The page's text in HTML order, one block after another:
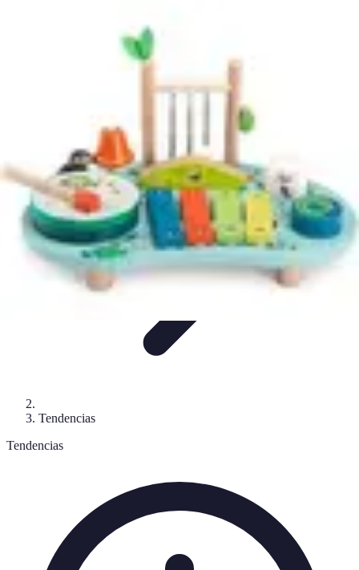
Creación de Videos
Producción de Videos
Tendencias
Tendencias